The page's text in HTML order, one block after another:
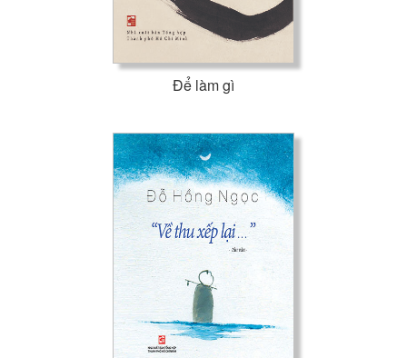
Để làm gì